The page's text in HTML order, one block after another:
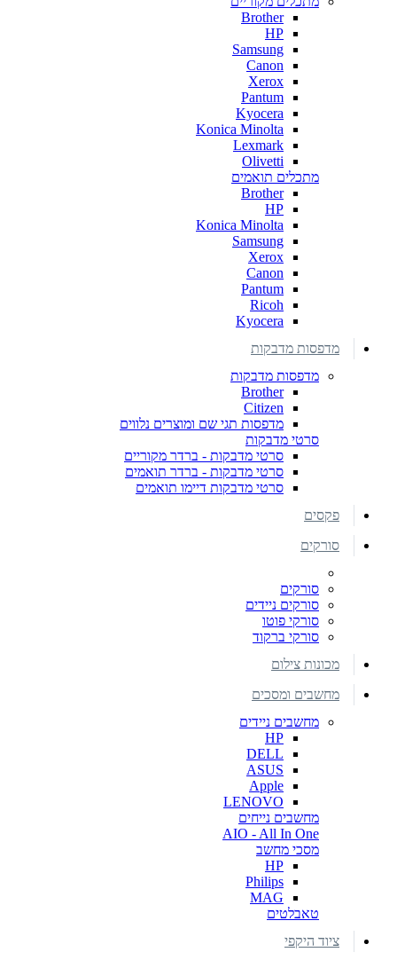
Brother
HP
Samsung
Canon
Xerox
Pantum
Kyocera
Konica Minolta
Lexmark
Olivetti
מתכלים תואמים
Brother
HP
Konica Minolta
Samsung
Xerox
Canon
Pantum
Ricoh
Kyocera
מדפסות מדבקות
מדפסות מדבקות
Brother
Citizen
מדפסות תגי שם ומוצרים נלווים
סרטי מדבקות
סרטי מדבקות - ברדר מקוריים
סרטי מדבקות - ברדר תואמים
סרטי מדבקות דיימו תואמים
פקסים
סורקים
סורקים
סורקים ניידים
סורקי פוטו
סורקי ברקוד
מכונות צילום
מחשבים ומסכים
מחשבים ניידים
HP
DELL
ASUS
Apple
LENOVO
מחשבים נייחים
AIO - All In One
מסכי מחשב
HP
Philips
MAG
טאבלטים
ציוד היקפי